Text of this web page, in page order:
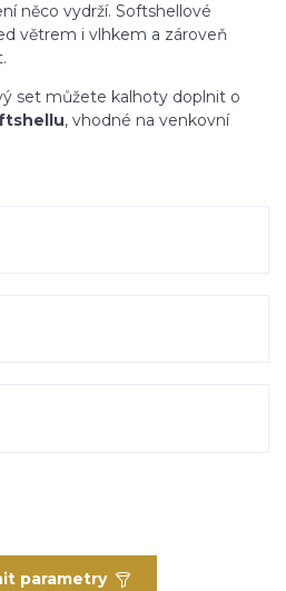
něco vydrží. Softshellové
větrem i vlhkem a zároveň
set můžete kalhoty doplnit o
, vhodné na venkovní
parametry